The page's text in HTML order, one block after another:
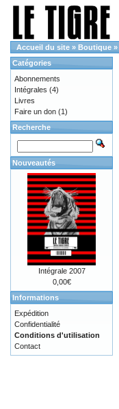
Accueil du site » Boutique »
Catégories
Abonnements
Intégrales (4)
Livres
Faire un don (1)
Recherche
Nouveautés
Intégrale 2007
0,00€
Informations
Expédition
Confidentialité
Conditions d'utilisation
Contact